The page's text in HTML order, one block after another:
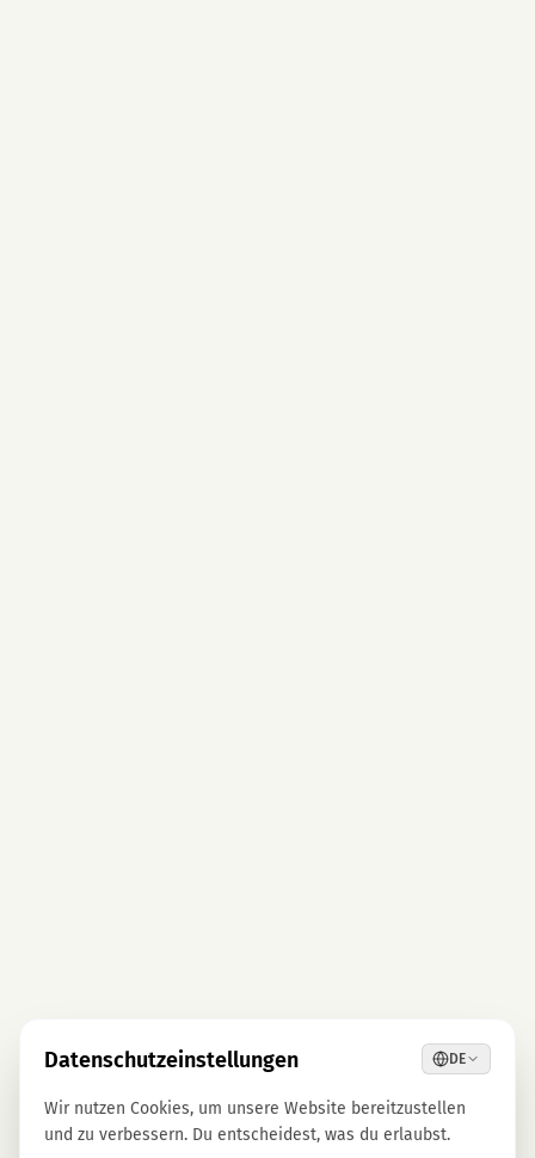
Datenschutzeinstellungen DE
Wir nutzen Cookies, um unsere Website bereitzustellen
und zu verbessern. Du entscheidest, was du erlaubst.